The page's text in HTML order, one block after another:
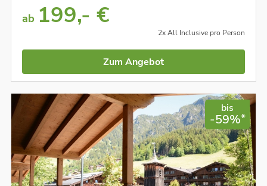
ab 199,- €
2x All Inclusive pro Person
Zum Angebot
bis
-59%*